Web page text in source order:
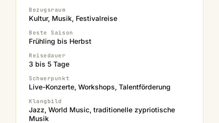
Bezugsraum
Kultur, Musik, Festivalreise
Beste Saison
Frühling bis Herbst
Reisedauer
3 bis 5 Tage
Schwerpunkt
Live-Konzerte, Workshops, Talentförderung
Klangbild
Jazz, World Music, traditionelle zypriotische
Musik